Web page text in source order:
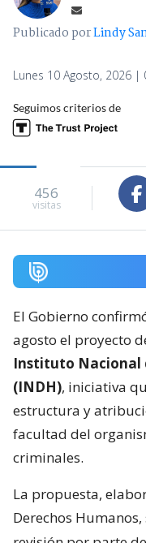
Publicado porLindy
Lunes 10 Agosto, 2026 |
Seguimos criterios de
456
visitas
El Gobierno
agosto el proyecto
Instituto Nacional
(INDH), iniciativa
estructura y
facultad del
criminales.
La propuesta,
Derechos